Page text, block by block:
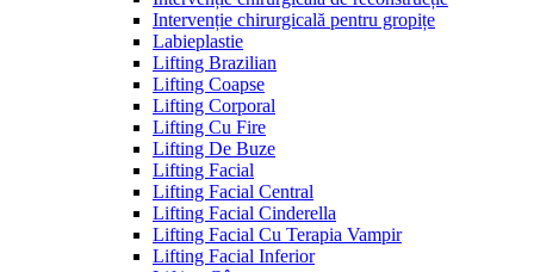
Intervenție chirurgicală pentru gropițe
Labieplastie
Lifting Brazilian
Lifting Coapse
Lifting Corporal
Lifting Cu Fire
Lifting De Buze
Lifting Facial
Lifting Facial Central
Lifting Facial Cinderella
Lifting Facial Cu Terapia Vampir
Lifting Facial Inferior